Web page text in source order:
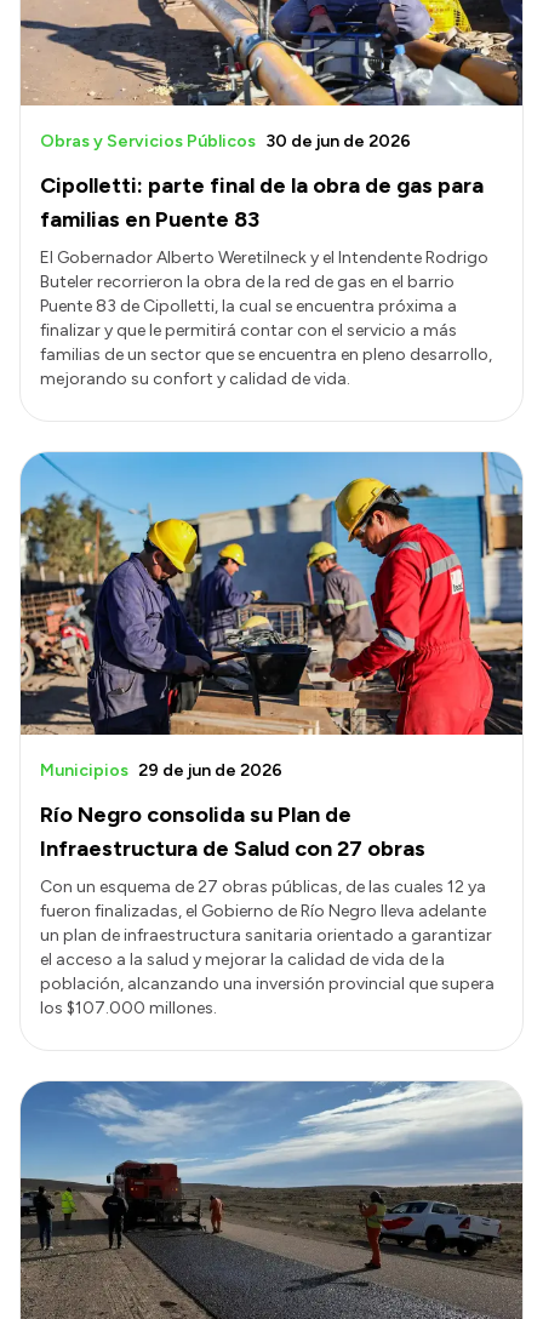
Cipolletti: parte final de la obra de gas para
familias en Puente 83
Obras y Servicios Públicos 30 de jun de 2026
El Gobernador Alberto Weretilneck y el Intendente Rodrigo
Buteler recorrieron la obra de la red de gas en el barrio
Puente 83 de Cipolletti, la cual se encuentra próxima a
finalizar y que le permitirá contar con el servicio a más
familias de un sector que se encuentra en pleno desarrollo,
mejorando su confort y calidad de vida.
Río Negro consolida su Plan de
Infraestructura de Salud con 27 obras
Municipios 29 de jun de 2026
Con un esquema de 27 obras públicas, de las cuales 12 ya
fueron finalizadas, el Gobierno de Río Negro lleva adelante
un plan de infraestructura sanitaria orientado a garantizar
el acceso a la salud y mejorar la calidad de vida de la
población, alcanzando una inversión provincial que supera
los $107.000 millones.